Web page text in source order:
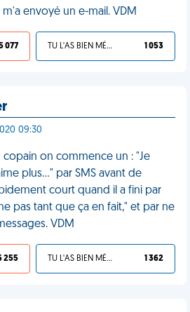
envoyé un e-mail. VDM
077 TU L'AS BIEN MÉRITÉ 1 053
09:30
on commence un : "Je
plus..." par SMS avant de
court quand il a fini par
pas tant que ça en fait," et par ne
VDM
255 TU L'AS BIEN MÉRITÉ 1 362